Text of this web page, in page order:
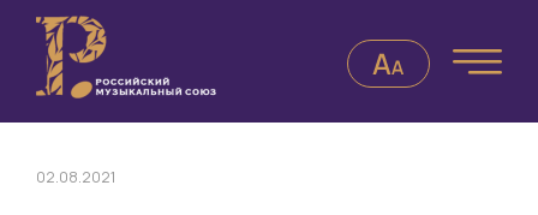
02.08.2021